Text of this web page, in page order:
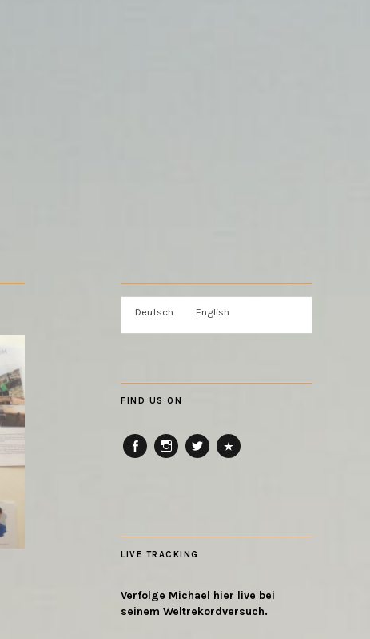
Deutsch English
FIND US ON
LIVE TRACKING
Verfolge Michael hier live bei
seinem Weltrekordversuch.